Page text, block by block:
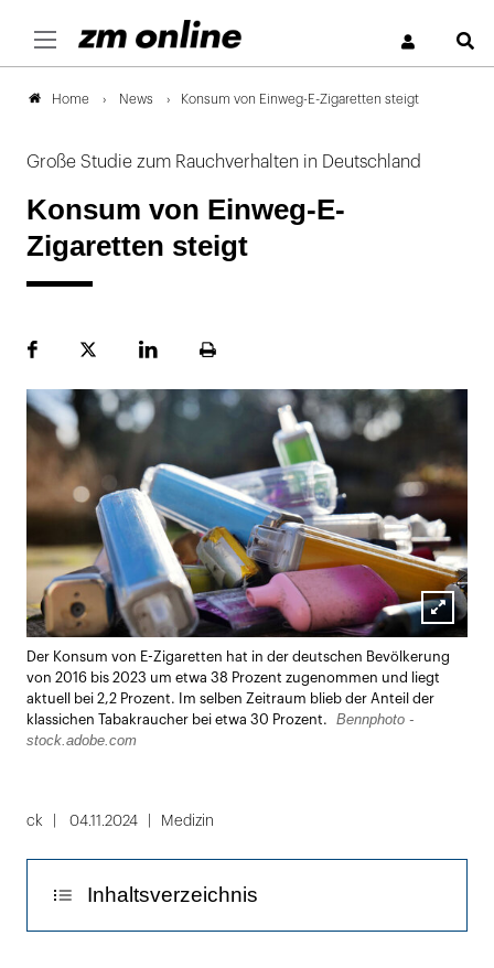
Home News Konsum von Einweg-E-Zigaretten steigt
Große Studie zum Rauchverhalten in Deutschland
Konsum von Einweg-E-
Zigaretten steigt
FacebookPlattformLinekdInSeite
Lightbox
öffnen
Der Konsum von E-Zigaretten hat in der deutschen Bevölkerung
von 2016 bis 2023 um etwa 38 Prozent zugenommen und liegt
aktuell bei 2,2 Prozent. Im selben Zeitraum blieb der Anteil der
klassichen Tabakraucher bei etwa 30 Prozent.
Bennphoto -
stock.adobe.com
ck 04.11.2024 Medizin
Inhaltsverzeichnis